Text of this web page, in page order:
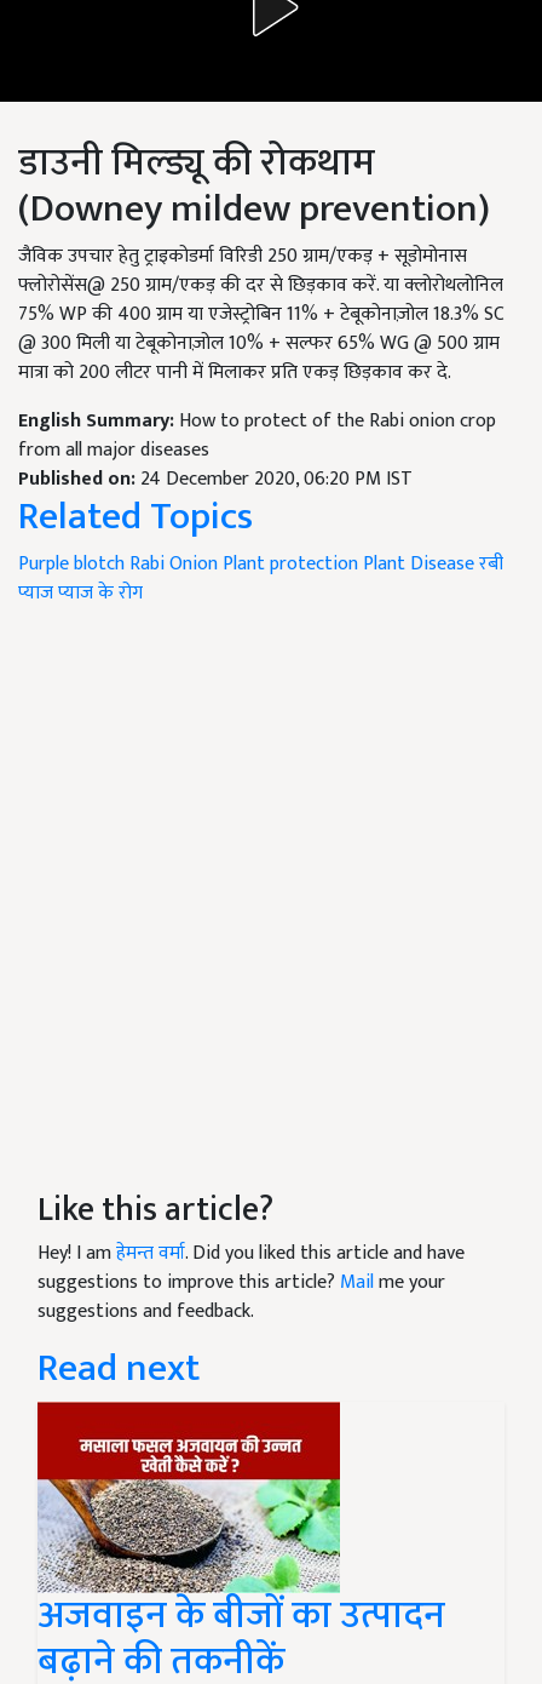
डाउनी मिल्ड्यू की रोकथाम
(Downey mildew prevention)
जैविक उपचार हेतु ट्राइकोडर्मा विरिडी 250 ग्राम/एकड़ + सूडोमोनास
फ्लोरोसेंस@ 250 ग्राम/एकड़ की दर से छिड़काव करें. या क्लोरोथलोनिल
75% WP की 400 ग्राम या एजेस्ट्रोबिन 11% + टेबूकोनाज़ोल 18.3% SC
@ 300 मिली या टेबूकोनाज़ोल 10% + सल्फर 65% WG @ 500 ग्राम
मात्रा को 200 लीटर पानी में मिलाकर प्रति एकड़ छिड़काव कर दे.
English Summary:How to protect of the Rabi onion crop
from all major diseases
Published on:24 December 2020, 06:20 PM IST
Related Topics
Purple blotchRabi OnionPlant protectionPlant Diseaseरबी
प्याजप्याज के रोग
Like this article?
Hey! I amहेमन्त वर्मा. Did you liked this article and have
suggestions to improve this article? Mailme your
suggestions and feedback.
Read next
अजवाइन के बीजों का उत्पादन
बढ़ाने की तकनीकें